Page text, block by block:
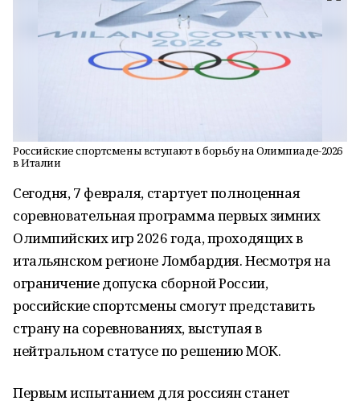
Российские спортсмены вступают в борьбу на Олимпиаде-2026
в Италии
Сегодня, 7 февраля, стартует полноценная
соревновательная программа первых зимних
Олимпийских игр 2026 года, проходящих в
итальянском регионе Ломбардия. Несмотря на
ограничение допуска сборной России,
российские спортсмены смогут представить
страну на соревнованиях, выступая в
нейтральном статусе по решению МОК.
Первым испытанием для россиян станет